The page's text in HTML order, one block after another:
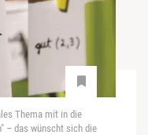
Thema mit in die
– das wünscht sich die